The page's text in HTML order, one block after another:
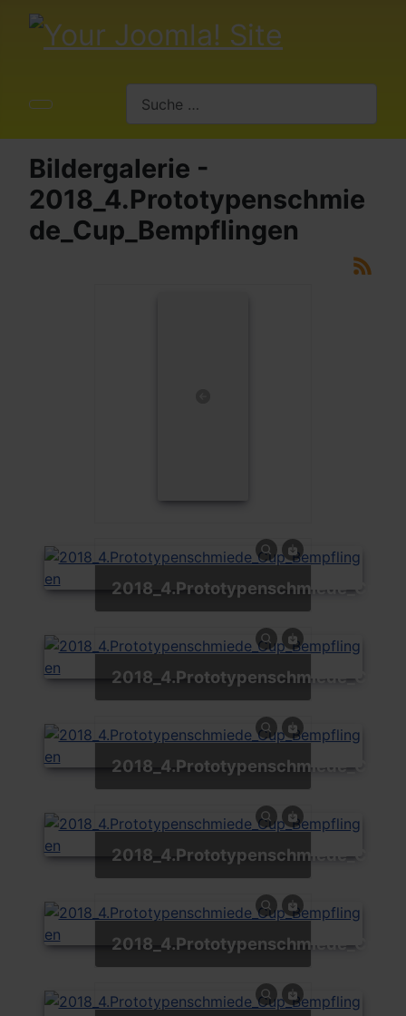
Bildergalerie -
2018_4.Prototypenschmie
de_Cup_Bempflingen